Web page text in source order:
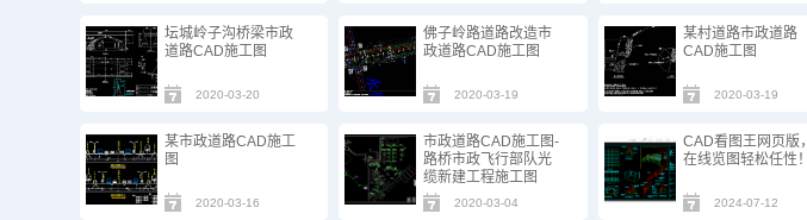
坛城岭子沟桥梁市政
道路CAD施工图
2020-03-20
佛子岭路道路改造市
政道路CAD施工图
2020-03-19
某村道路市政道路
CAD施工图
2020-03-19
某市政道路CAD施工
图
2020-03-16
市政道路CAD施工图-
路桥市政飞行部队光
缆新建工程施工图
2020-03-04
CAD看图王网页版，
在线览图轻松任性！
2024-07-12